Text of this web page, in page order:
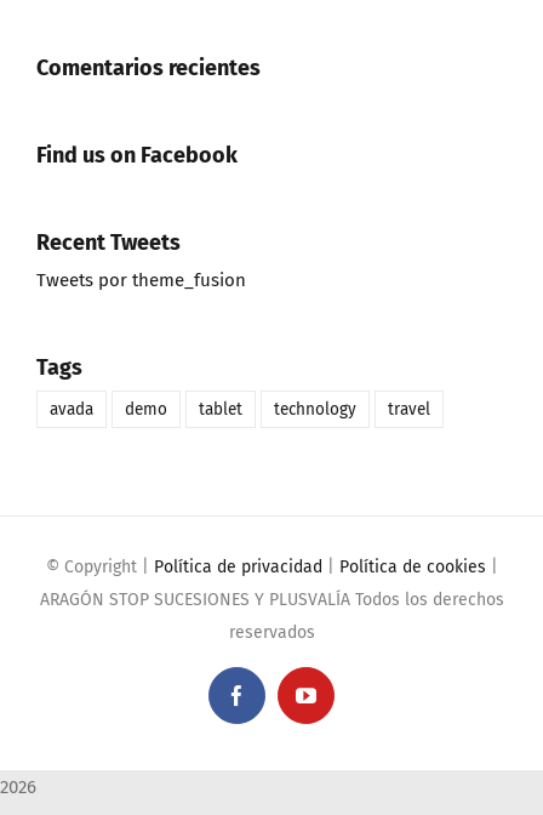
Comentarios recientes
Find us on Facebook
Recent Tweets
Tweets por theme_fusion
Tags
avada demo tablet technology travel
© Copyright Política de privacidad Política de cookies
ARAGÓN STOP SUCESIONES Y PLUSVALÍA Todos los derechos
reservados
FacebookYouTube
2026